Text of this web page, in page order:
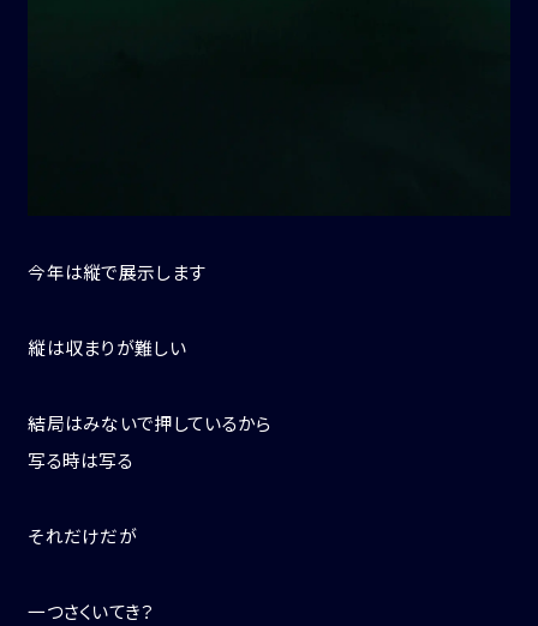
今年は縦で展示します
縦は収まりが難しい
結局はみないで押しているから
写る時は写る
それだけだが
一つさくいてき？